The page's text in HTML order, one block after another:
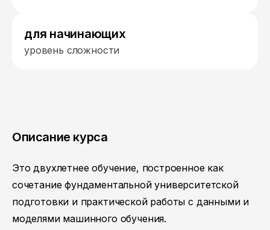
для начинающих
уровень сложности
Описание курса
Это двухлетнее обучение, построенное как
сочетание фундаментальной университетской
подготовки и практической работы с данными и
моделями машинного обучения.